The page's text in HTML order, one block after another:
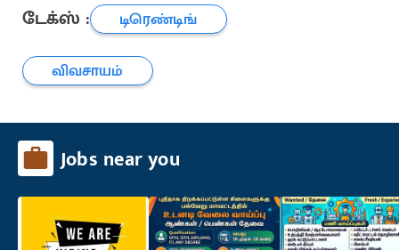
டேக்ஸ் :
டிரெண்டிங்
விவசாயம்
Jobs near you